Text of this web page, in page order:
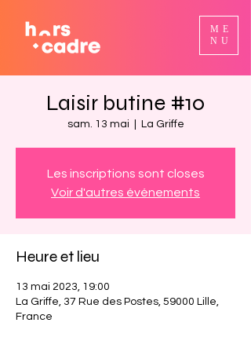
ME
NU
Laisir butine #10
sam. 13 mai La Griffe
Les inscriptions sont closes
Voir d'autres événements
Heure et lieu
13 mai 2023, 19:00
La Griffe, 37 Rue des Postes, 59000 Lille,
France